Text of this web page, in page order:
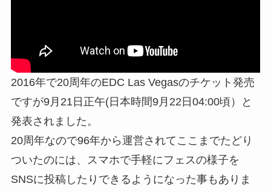
2016年で20周年のEDC Las Vegasのチケット発売
ですが9月21日正午(日本時間9月22日04:00頃）と
発表されました。
20周年なので96年から運営されてここまでたどり
ついたのには、スマホで手軽にフェスの様子を
SNSに投稿したりできるようになった事もありま